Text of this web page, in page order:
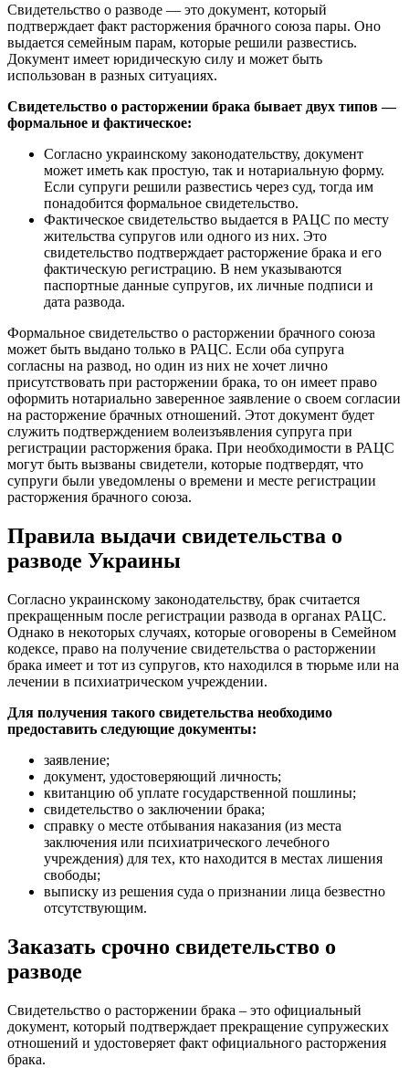
Свидетельство о разводе — это документ, который
подтверждает факт расторжения брачного союза пары. Оно
выдается семейным парам, которые решили развестись.
Документ имеет юридическую силу и может быть
использован в разных ситуациях.
Свидетельство о расторжении брака бывает двух типов —
формальное и фактическое:
Согласно украинскому законодательству, документ
может иметь как простую, так и нотариальную форму.
Если супруги решили развестись через суд, тогда им
понадобится формальное свидетельство.
Фактическое свидетельство выдается в РАЦС по месту
жительства супругов или одного из них. Это
свидетельство подтверждает расторжение брака и его
фактическую регистрацию. В нем указываются
паспортные данные супругов, их личные подписи и
дата развода.
Формальное свидетельство о расторжении брачного союза
может быть выдано только в РАЦС. Если оба супруга
согласны на развод, но один из них не хочет лично
присутствовать при расторжении брака, то он имеет право
оформить нотариально заверенное заявление о своем согласии
на расторжение брачных отношений. Этот документ будет
служить подтверждением волеизъявления супруга при
регистрации расторжения брака. При необходимости в РАЦС
могут быть вызваны свидетели, которые подтвердят, что
супруги были уведомлены о времени и месте регистрации
расторжения брачного союза.
Правила выдачи свидетельства о
разводе Украины
Согласно украинскому законодательству, брак считается
прекращенным после регистрации развода в органах РАЦС.
Однако в некоторых случаях, которые оговорены в Семейном
кодексе, право на получение свидетельства о расторжении
брака имеет и тот из супругов, кто находился в тюрьме или на
лечении в психиатрическом учреждении.
Для получения такого свидетельства необходимо
предоставить следующие документы:
заявление;
документ, удостоверяющий личность;
квитанцию об уплате государственной пошлины;
свидетельство о заключении брака;
справку о месте отбывания наказания (из места
заключения или психиатрического лечебного
учреждения) для тех, кто находится в местах лишения
свободы;
выписку из решения суда о признании лица безвестно
отсутствующим.
Заказать срочно свидетельство о
разводе
Свидетельство о расторжении брака – это официальный
документ, который подтверждает прекращение супружеских
отношений и удостоверяет факт официального расторжения
брака.